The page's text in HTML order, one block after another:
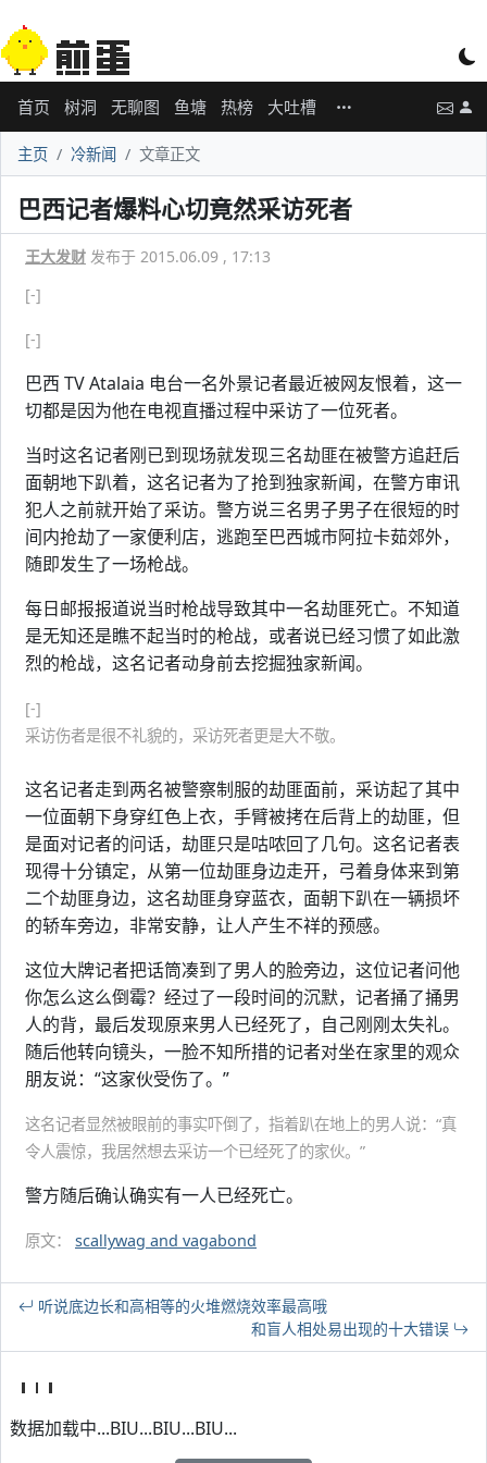
首页 树洞 无聊图 鱼塘 热榜 大吐槽
主页 冷新闻 文章正文
巴西记者爆料心切竟然采访死者
王大发财 发布于 2015.06.09 , 17:13
[-]
[-]
巴西 TV Atalaia 电台一名外景记者最近被网友恨着，这一
切都是因为他在电视直播过程中采访了一位死者。
当时这名记者刚已到现场就发现三名劫匪在被警方追赶后
面朝地下趴着，这名记者为了抢到独家新闻，在警方审讯
犯人之前就开始了采访。警方说三名男子男子在很短的时
间内抢劫了一家便利店，逃跑至巴西城市阿拉卡茹郊外，
随即发生了一场枪战。
每日邮报报道说当时枪战导致其中一名劫匪死亡。不知道
是无知还是瞧不起当时的枪战，或者说已经习惯了如此激
烈的枪战，这名记者动身前去挖掘独家新闻。
[-]
采访伤者是很不礼貌的，采访死者更是大不敬。
这名记者走到两名被警察制服的劫匪面前，采访起了其中
一位面朝下身穿红色上衣，手臂被拷在后背上的劫匪，但
是面对记者的问话，劫匪只是咕哝回了几句。这名记者表
现得十分镇定，从第一位劫匪身边走开，弓着身体来到第
二个劫匪身边，这名劫匪身穿蓝衣，面朝下趴在一辆损坏
的轿车旁边，非常安静，让人产生不祥的预感。
这位大牌记者把话筒凑到了男人的脸旁边，这位记者问他
你怎么这么倒霉？经过了一段时间的沉默，记者捅了捅男
人的背，最后发现原来男人已经死了，自己刚刚太失礼。
随后他转向镜头，一脸不知所措的记者对坐在家里的观众
朋友说：“这家伙受伤了。”
这名记者显然被眼前的事实吓倒了，指着趴在地上的男人说：“真
令人震惊，我居然想去采访一个已经死了的家伙。”
警方随后确认确实有一人已经死亡。
原文： scallywag and vagabond
听说底边长和高相等的火堆燃烧效率最高哦
和盲人相处易出现的十大错误
数据加载中...BIU...BIU...BIU...